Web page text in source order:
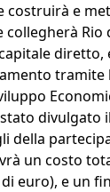
costruirà e
Rio
tramite
divulgato
della
un costo
euro), e un